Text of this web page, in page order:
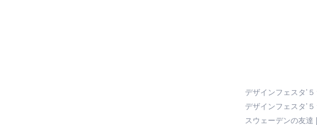
デザインフェスタ’
デザインフェスタ’５
スウェーデンの友達